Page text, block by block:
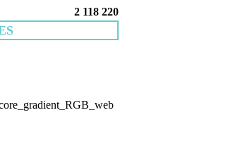
2 118 220